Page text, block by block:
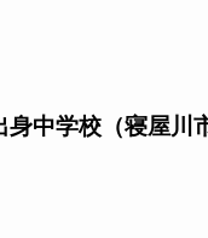
身中学校（寝屋川